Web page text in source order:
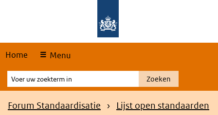
Home Menu
Voer
uw
zoekterm
Zoeken
Kruimelpad
Forum Standaardisatie
Lijst open standaarden